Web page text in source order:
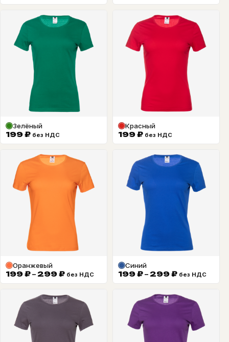
Зелёный
199₽ без НДС
Красный
199₽ без НДС
Оранжевый
199₽–299₽Диапазон
–
без НДС
Синий
199₽–299₽Диапазон
–
299 ₽
без НДС